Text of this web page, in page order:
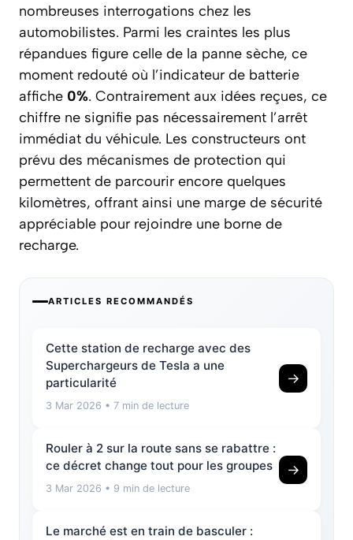
nombreuses interrogations chez les
automobilistes. Parmi les craintes les plus
répandues figure celle de la panne sèche, ce
moment redouté où l’indicateur de batterie
affiche 0%. Contrairement aux idées reçues, ce
chiffre ne signifie pas nécessairement l’arrêt
immédiat du véhicule. Les constructeurs ont
prévu des mécanismes de protection qui
permettent de parcourir encore quelques
kilomètres, offrant ainsi une marge de sécurité
appréciable pour rejoindre une borne de
recharge.
ARTICLES RECOMMANDÉS
Cette station de recharge avec des
Superchargeurs de Tesla a une
particularité
3 Mar 2026 • 7 min de lecture
→
Rouler à 2 sur la route sans se rabattre :
ce décret change tout pour les groupes
3 Mar 2026 • 9 min de lecture
→
Le marché est en train de basculer :